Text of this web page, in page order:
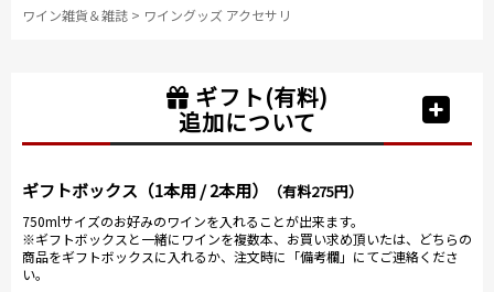
ワイン雑貨＆雑誌 > ワイングッズ アクセサリ
ギフト(有料)
追加について
ギフトボックス（1本用 / 2本用） （有料275円）
750mlサイズのお好みのワインを入れることが出来ます。
※ギフトボックスと一緒にワインを複数本、お買い求め頂いたは、どちらの
商品をギフトボックスに入れるか、注文時に「備考欄」にてご連絡くださ
い。